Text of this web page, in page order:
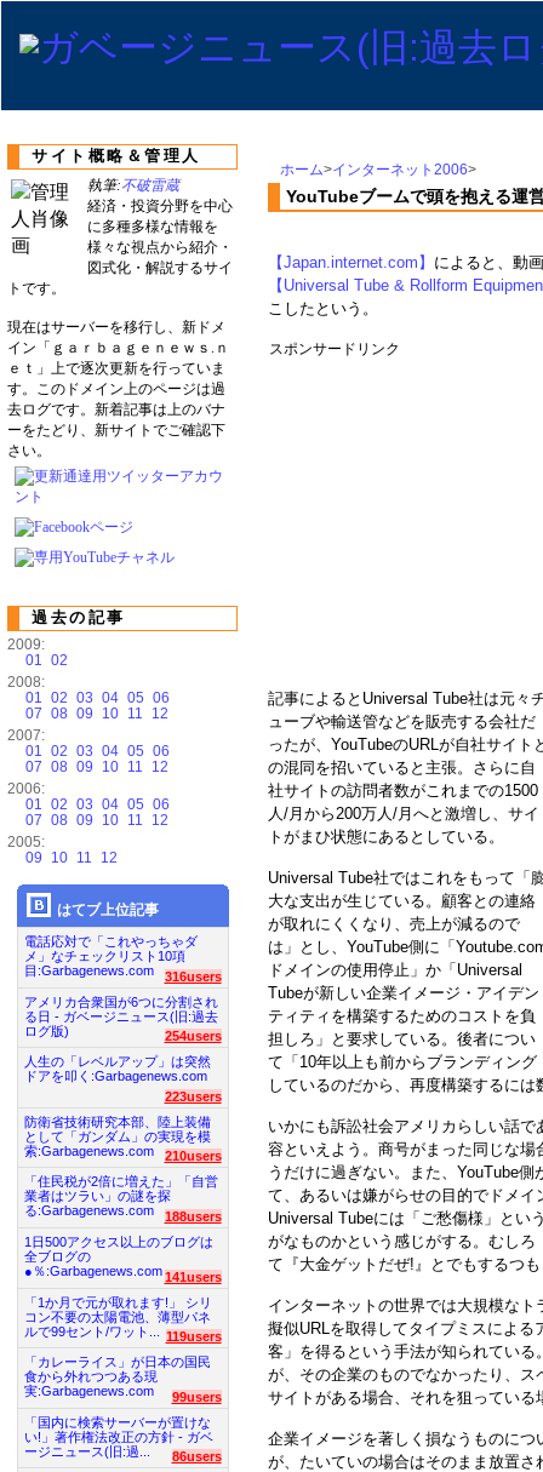
ホーム>インターネット2006>
YouTubeブームで頭を抱える運
【Japan.internet.com】 によると、動
【Universal Tube & Rollform
こしたという。
スポンサードリンク
記事によるとUniversal Tube社は元々
ューブや輸送管などを販売する会社だ
ったが、YouTubeのURLが自社サイト
の混同を招いていると主張。さらに自
社サイトの訪問者数がこれまでの1500
人/月から200万人/月へと激増し、サイ
トがまひ状態にあるとしている。
Universal Tube社ではこれをもって「
大な支出が生じている。顧客との連絡
が取れにくくなり、売上が減るので
は」とし、YouTube側に「
ドメインの使用停止」か「Universal
Tubeが新しい企業イメージ・アイデン
ティティを構築するためのコストを負
担しろ」と要求している。後者につい
て「10年以上も前からブランディング
しているのだから、再度構築するに
いかにも訴訟社会アメリカらしい話
容といえよう。商号がまった同じな
うだけに過ぎない。また、YouTube
て、あるいは嫌がらせの目的でドメ
Universal Tubeには「ご愁傷様」とい
がなものかという感じがする。むし
て『大金ゲットだぜ!』とでもするつ
インターネットの世界では大規模な
擬似URLを取得してタイプミスによ
客」を得るという手法が知られてい
が、その企業のものでなかったり、
サイトがある場合、それを狙ってい
企業イメージを著しく損なうものに
が、たいていの場合はそのまま放置
サイト概略＆管理人
執筆:不破雷蔵
経済・投資分野を中心
に多種多様な情報を
様々な視点から紹介・
図式化・解説するサイ
トです。
現在はサーバーを移行し、新ドメ
イン「ｇａｒｂａｇｅｎｅｗｓ.ｎ
ｅｔ」上で逐次更新を行っていま
す。このドメイン上のページは過
去ログです。新着記事は上のバナ
ーをたどり、新サイトでご確認下
さい。
過去の記事
2009:
01 02
2008:
01 02 03 04 05 06
07 08 09 10 11
12
2007:
01 02 03 04 05 06
07 08 09 10 11
12
2006:
01 02 03 04 05 06
07 08 09 10 11
12
2005:
09
10 11 12
はてブ上位記事
電話応対で「これやっちゃダ
メ」なチェックリスト10項
目:Garbagenews.com
316users
アメリカ合衆国が6つに分割され
る日 - ガベージニュース(旧:過去
ログ版)
254users
人生の「レベルアップ」は突然
ドアを叩く:Garbagenews.com
223users
防衛省技術研究本部、陸上装備
として「ガンダム」の実現を模
索:Garbagenews.com
210users
「住民税が2倍に増えた」「自営
業者はツラい」の謎を探
る:Garbagenews.com
188users
1日500アクセス以上のブログは
全ブログの
●％:Garbagenews.com 141users
「1か月で元が取れます!」 シリ
コン不要の太陽電池、薄型パネ
ルで99セント/ワット...
119users
「カレーライス」が日本の国民
食から外れつつある現
実:Garbagenews.com
99users
「国内に検索サーバーが置けな
い!」著作権法改正の方針 - ガベ
ージニュース(旧:過...
86users